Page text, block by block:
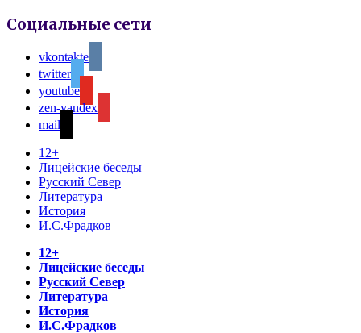
Социальные сети
vkontakte
twitter
youtube
zen-yandex
mail
12+
Лицейские беседы
Русский Север
Литература
История
И.С.Фрадков
12+
Лицейские беседы
Русский Север
Литература
История
И.С.Фрадков